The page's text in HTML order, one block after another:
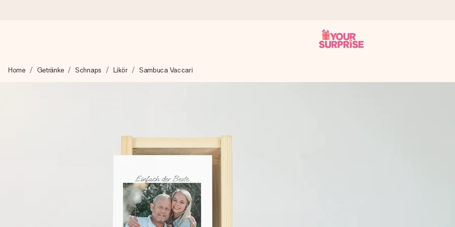
Wir bereiten dein Geschenk sorgfältig vor und schicken es blitzschnell – damit du es genau zum richtigen Zeitpunkt überreichen
Unsere Geschenke begeistern. Kunden bewerten uns mit 4,8 bei Google Reviews (Gesamtergebnis aller Länder, in die wir
Montag - Freitag : 8:30 - 17:00 Uhr
Samstag - Sonntag : 8:30 - 13:00 Uhr
Home Getränke Schnaps Likör Sambuca Vaccari